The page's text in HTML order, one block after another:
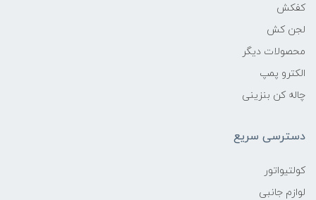
کفکش
لجن کش
محصولات دیگر
الکترو پمپ
چاله کن بنزینی
دسترسی سریع
کولتیواتور
لوازم جانبی